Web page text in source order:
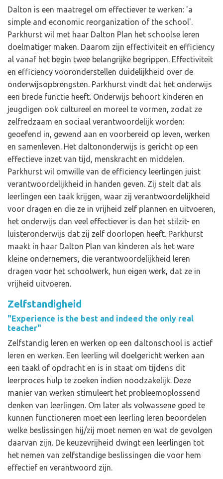
Dalton is een maatregel om effectiever te werken: 'a
simple and economic reorganization of the school'.
Parkhurst wil met haar Dalton Plan het schoolse leren
doelmatiger maken. Daarom zijn effectiviteit en efficiency
al vanaf het begin twee belangrijke begrippen. Effectiviteit
en efficiency vooronderstellen duidelijkheid over de
onderwijsopbrengsten. Parkhurst vindt dat het onderwijs
een brede functie heeft. Onderwijs behoort kinderen en
jeugdigen ook cultureel en moreel te vormen, zodat ze
zelfredzaam en sociaal verantwoordelijk worden:
geoefend in, gewend aan en voorbereid op leven, werken
en samenleven. Het daltononderwijs is gericht op een
effectieve inzet van tijd, menskracht en middelen.
Parkhurst wil omwille van de efficiency leerlingen juist
verantwoordelijkheid in handen geven. Zij stelt dat als
leerlingen een taak krijgen, waar zij verantwoordelijkheid
voor dragen en die ze in vrijheid zelf plannen en uitvoeren,
het onderwijs dan veel effectiever is dan het stilzit- en
luisteronderwijs dat zij zelf doorlopen heeft. Parkhurst
maakt in haar Dalton Plan van kinderen als het ware
kleine ondernemers, die verantwoordelijkheid leren
dragen voor het schoolwerk, hun eigen werk, dat ze in
vrijheid uitvoeren.
Zelfstandigheid
"Experience is the best and indeed the only real
teacher"
Zelfstandig leren en werken op een daltonschool is actief
leren en werken. Een leerling wil doelgericht werken aan
een taakl of opdracht en is in staat om tijdens dit
leerproces hulp te zoeken indien noodzakelijk. Deze
manier van werken stimuleert het probleemoplossend
denken van leerlingen. Om later als volwassene goed te
kunnen functioneren moet een leerling leren beoordelen
welke beslissingen hij/zij moet nemen en wat de gevolgen
daarvan zijn. De keuzevrijheid dwingt een leerlingen tot
het nemen van zelfstandige beslissingen die voor hem
effectief en verantwoord zijn.